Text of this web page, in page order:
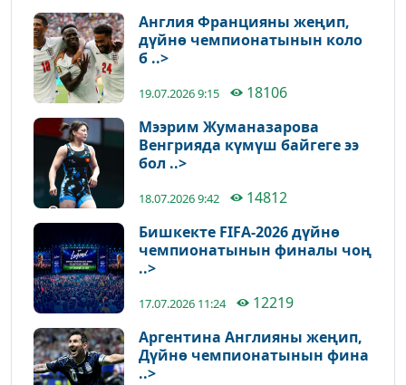
Англия Францияны жеңип,
дүйнө чемпионатынын коло
б ..>
19.07.2026 9:15
18106
Мээрим Жуманазарова
Венгрияда күмүш байгеге ээ
бол ..>
18.07.2026 9:42
14812
Бишкекте FIFA-2026 дүйнө
чемпионатынын финалы чоң
..>
17.07.2026 11:24
12219
Аргентина Англияны жеңип,
Дүйнө чемпионатынын фина
..>